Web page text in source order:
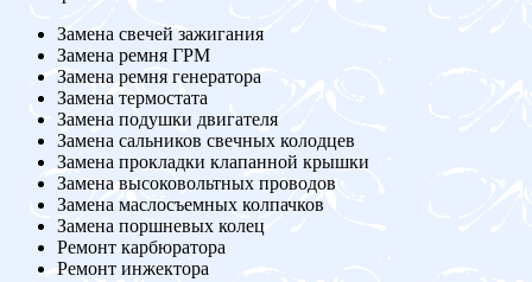
Замена свечей зажигания
Замена ремня ГРМ
Замена ремня генератора
Замена термостата
Замена подушки двигателя
Замена сальников свечных колодцев
Замена прокладки клапанной крышки
Замена высоковольтных проводов
Замена маслосъемных колпачков
Замена поршневых колец
Ремонт карбюратора
Ремонт инжектора